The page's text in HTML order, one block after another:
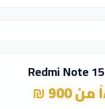
Redmi Note
900 ₪